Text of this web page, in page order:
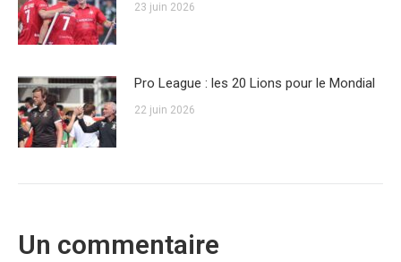
23 juin 2026
Pro League : les 20 Lions pour le Mondial
22 juin 2026
Un commentaire